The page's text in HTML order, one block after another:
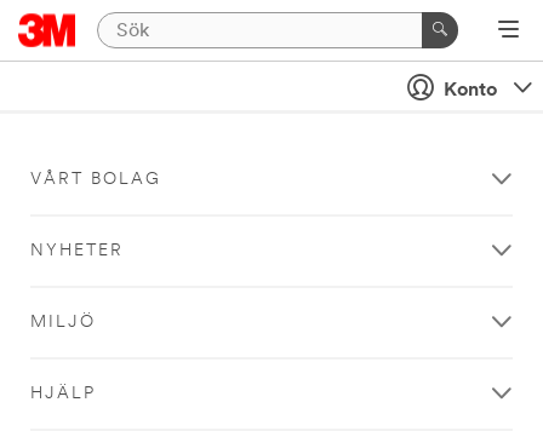
Konto
VÅRT BOLAG
NYHETER
MILJÖ
HJÄLP